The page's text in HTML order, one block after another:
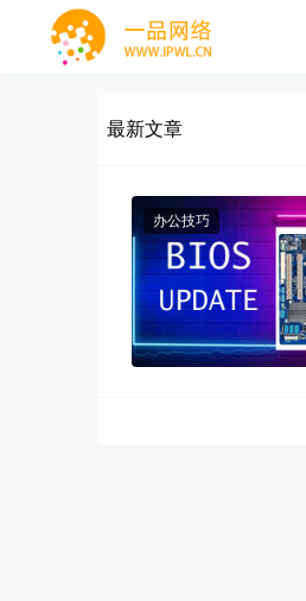
最新文章
办公技巧